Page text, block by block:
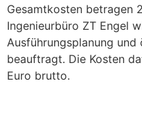
Gesamtkosten betragen
Ingenieurbüro ZT Engel
Ausführungsplanung
beauftragt. Die Kosten
Euro brutto.